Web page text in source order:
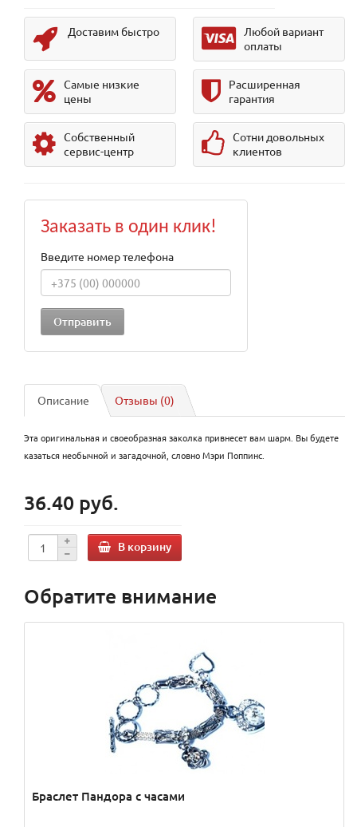
Доставим быстро
Любой вариант
оплаты
Самые низкие
цены
Расширенная
гарантия
Собственный
сервис-центр
Сотни довольных
клиентов
Заказать в один клик!
Введите номер телефона
Описание Отзывы (0)
Эта оригинальная и своеобразная заколка привнесет вам шарм. Вы будете
казаться необычной и загадочной, словно Мэри Поппинс.
36.40 руб.
В корзину
Обратите внимание
Браслет Пандора с часами